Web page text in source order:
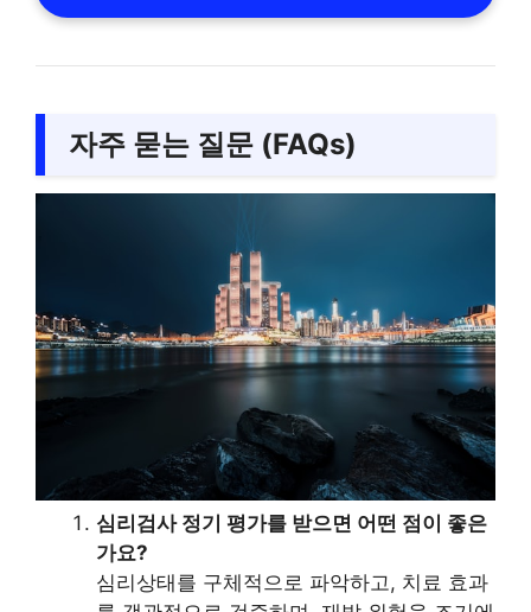
자주 묻는 질문 (FAQs)
심리검사 정기 평가를 받으면 어떤 점이 좋은
가요?
심리상태를 구체적으로 파악하고, 치료 효과